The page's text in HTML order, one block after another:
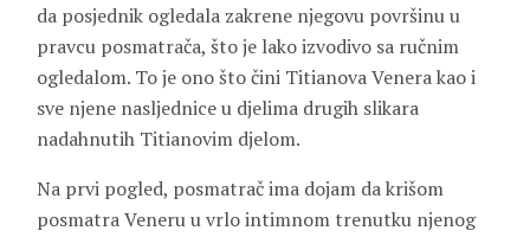
da posjednik ogledala zakrene njegovu površinu u
pravcu posmatrača, što je lako izvodivo sa ručnim
ogledalom. To je ono što čini Titianova Venera kao i
sve njene nasljednice u djelima drugih slikara
nadahnutih Titianovim djelom.
Na prvi pogled, posmatrač ima dojam da krišom
posmatra Veneru u vrlo intimnom trenutku njenog